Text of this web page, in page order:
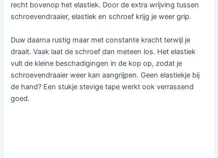
recht bovenop het elastiek. Door de extra wrijving tussen
schroevendraaier, elastiek en schroef krijg je weer grip.
Duw daarna rustig maar met constante kracht terwijl je
draait. Vaak laat de schroef dan meteen los. Het elastiek
vult de kleine beschadigingen in de kop op, zodat je
schroevendraaier weer kan aangrijpen. Geen elastiekje bij
de hand? Een stukje stevige tape werkt ook verrassend
goed.